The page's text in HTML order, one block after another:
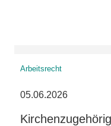
Arbeitsrecht
05.06.2026